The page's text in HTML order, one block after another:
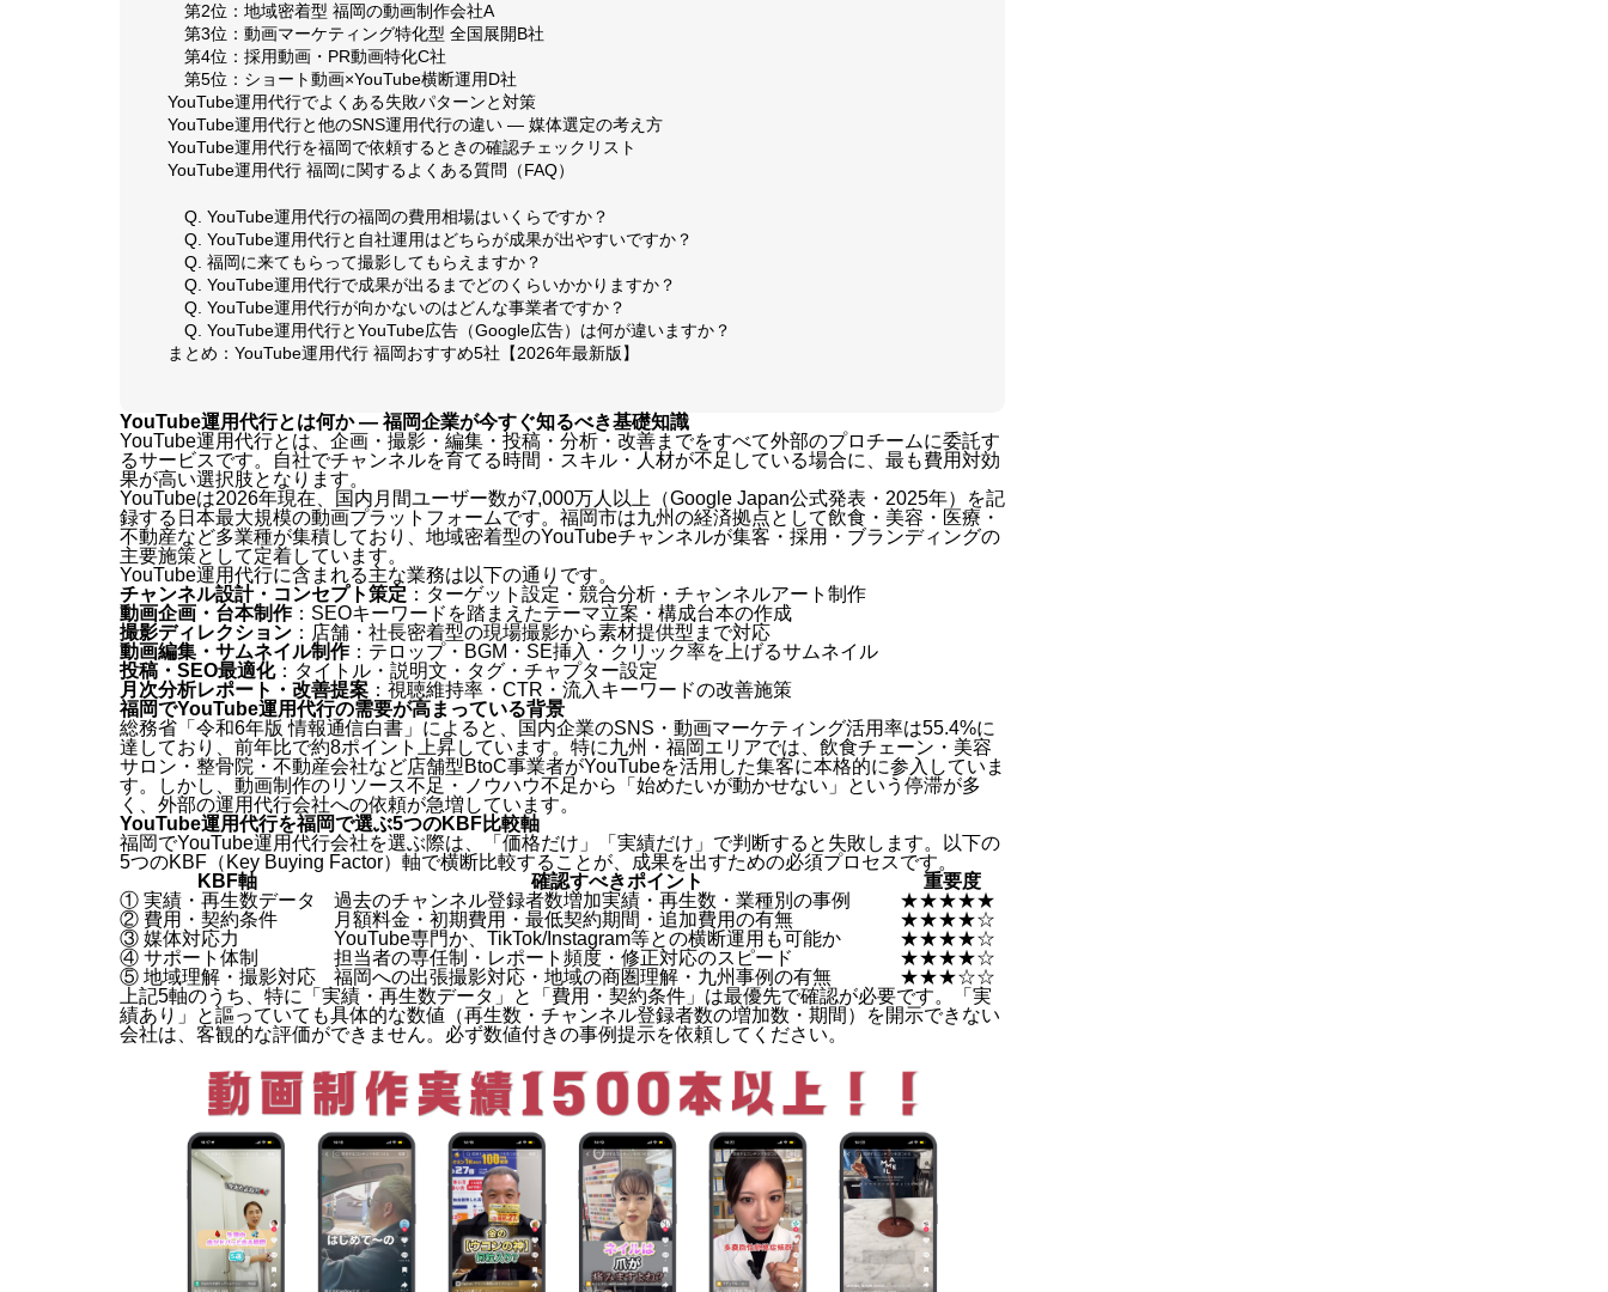
第2位：地域密着型 福岡の動画制作会社A
第3位：動画マーケティング特化型 全国展開B社
第4位：採用動画・PR動画特化C社
第5位：ショート動画×YouTube横断運用D社
YouTube運用代行でよくある失敗パターンと対策
YouTube運用代行と他のSNS運用代行の違い — 媒体選定の考え方
YouTube運用代行を福岡で依頼するときの確認チェックリスト
YouTube運用代行 福岡に関するよくある質問（FAQ）
Q. YouTube運用代行の福岡の費用相場はいくらですか？
Q. YouTube運用代行と自社運用はどちらが成果が出やすいですか？
Q. 福岡に来てもらって撮影してもらえますか？
Q. YouTube運用代行で成果が出るまでどのくらいかかりますか？
Q. YouTube運用代行が向かないのはどんな事業者ですか？
Q. YouTube運用代行とYouTube広告（Google広告）は何が違いますか？
まとめ：YouTube運用代行 福岡おすすめ5社【2026年最新版】
YouTube運用代行とは何か — 福岡企業が今すぐ知るべき基礎知識
YouTube運用代行とは、企画・撮影・編集・投稿・分析・改善までをすべて外部のプロチームに委託す
るサービスです。自社でチャンネルを育てる時間・スキル・人材が不足している場合に、最も費用対効
果が高い選択肢となります。
YouTubeは2026年現在、国内月間ユーザー数が7,000万人以上（Google Japan公式発表・2025年）を記
録する日本最大規模の動画プラットフォームです。福岡市は九州の経済拠点として飲食・美容・医療・
不動産など多業種が集積しており、地域密着型のYouTubeチャンネルが集客・採用・ブランディングの
主要施策として定着しています。
YouTube運用代行に含まれる主な業務は以下の通りです。
チャンネル設計・コンセプト策定 ：ターゲット設定・競合分析・チャンネルアート制作
動画企画・台本制作：SEOキーワードを踏まえたテーマ立案・構成台本の作成
撮影ディレクション ：店舗・社長密着型の現場撮影から素材提供型まで対応
動画編集・サムネイル制作：テロップ・BGM・SE挿入・クリック率を上げるサムネイル
投稿・SEO最適化：タイトル・説明文・タグ・チャプター設定
月次分析レポート・改善提案 ：視聴維持率・CTR・流入キーワードの改善施策
福岡でYouTube運用代行の需要が高まっている背景
総務省「令和6年版 情報通信白書」によると、国内企業のSNS・動画マーケティング活用率は55.4%に
達しており、前年比で約8ポイント上昇しています。特に九州・福岡エリアでは、飲食チェーン・美容
サロン・整骨院・不動産会社など店舗型BtoC事業者がYouTubeを活用した集客に本格的に参入していま
す。しかし、動画制作のリソース不足・ノウハウ不足から「始めたいが動かせない」という停滞が多
く、外部の運用代行会社への依頼が急増しています。
YouTube運用代行を福岡で選ぶ5つのKBF比較軸
福岡でYouTube運用代行会社を選ぶ際は、「価格だけ」「実績だけ」で判断すると失敗します。以下の
5つのKBF（Key Buying Factor）軸で横断比較することが、成果を出すための必須プロセスです。
KBF軸
確認すべきポイント
重要度
① 実績・再生数データ
過去のチャンネル登録者数増加実績・再生数・業種別の事例
★★★★★
② 費用・契約条件
月額料金・初期費用・最低契約期間・追加費用の有無
★★★★☆
③ 媒体対応力
YouTube専門か、TikTok/Instagram等との横断運用も可能か
★★★★☆
④ サポート体制
担当者の専任制・レポート頻度・修正対応のスピード
★★★★☆
⑤ 地域理解・撮影対応
福岡への出張撮影対応・地域の商圏理解・九州事例の有無
★★★☆☆
上記5軸のうち、特に「実績・再生数データ」と「費用・契約条件」は最優先で確認が必要です。「実
績あり」と謳っていても具体的な数値（再生数・チャンネル登録者数の増加数・期間）を開示できない
会社は、客観的な評価ができません。必ず数値付きの事例提示を依頼してください。